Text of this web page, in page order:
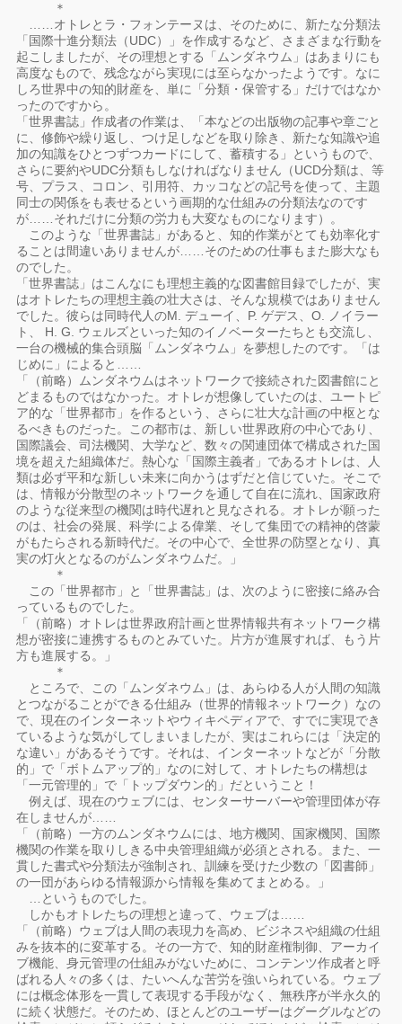
＊
……オトレとラ・フォンテーヌは、そのために、新たな分類法
「国際十進分類法（UDC）」を作成するなど、さまざまな行動を
起こしましたが、その理想とする「ムンダネウム」はあまりにも
高度なもので、残念ながら実現には至らなかったようです。なに
しろ世界中の知的財産を、単に「分類・保管する」だけではなか
ったのですから。
「世界書誌」作成者の作業は、「本などの出版物の記事や章ごと
に、修飾や繰り返し、つけ足しなどを取り除き、新たな知識や追
加の知識をひとつずつカードにして、蓄積する」というもので、
さらに要約やUDC分類もしなければなりません（UCD分類は、等
号、プラス、コロン、引用符、カッコなどの記号を使って、主題
同士の関係をも表せるという画期的な仕組みの分類法なのです
が……それだけに分類の労力も大変なものになります）。
このような「世界書誌」があると、知的作業がとても効率化す
ることは間違いありませんが……そのための仕事もまた膨大なも
のでした。
「世界書誌」はこんなにも理想主義的な図書館目録でしたが、実
はオトレたちの理想主義の壮大さは、そんな規模ではありません
でした。彼らは同時代人のM. デューイ、P. ゲデス、O. ノイラー
ト、 H. G. ウェルズといった知のイノベーターたちとも交流し、
一台の機械的集合頭脳「ムンダネウム」を夢想したのです。「は
じめに」によると……
「（前略）ムンダネウムはネットワークで接続された図書館にと
どまるものではなかった。オトレが想像していたのは、ユートピ
ア的な「世界都市」を作るという、さらに壮大な計画の中枢とな
るべきものだった。この都市は、新しい世界政府の中心であり、
国際議会、司法機関、大学など、数々の関連団体で構成された国
境を超えた組織体だ。熱心な「国際主義者」であるオトレは、人
類は必ず平和な新しい未来に向かうはずだと信じていた。そこで
は、情報が分散型のネットワークを通して自在に流れ、国家政府
のような従来型の機関は時代遅れと見なされる。オトレが願った
のは、社会の発展、科学による偉業、そして集団での精神的啓蒙
がもたらされる新時代だ。その中心で、全世界の防塁となり、真
実の灯火となるのがムンダネウムだ。」
＊
この「世界都市」と「世界書誌」は、次のように密接に絡み合
っているものでした。
「（前略）オトレは世界政府計画と世界情報共有ネットワーク構
想が密接に連携するものとみていた。片方が進展すれば、もう片
方も進展する。」
＊
ところで、この「ムンダネウム」は、あらゆる人が人間の知識
とつながることができる仕組み（世界的情報ネットワーク）なの
で、現在のインターネットやウィキペディアで、すでに実現でき
ているような気がしてしまいましたが、実はこれらには「決定的
な違い」があるそうです。それは、インターネットなどが「分散
的」で「ボトムアップ的」なのに対して、オトレたちの構想は
「一元管理的」で「トップダウン的」だということ！
例えば、現在のウェブには、センターサーバーや管理団体が存
在しませんが……
「（前略）一方のムンダネウムには、地方機関、国家機関、国際
機関の作業を取りしきる中央管理組織が必須とされる。また、一
貫した書式や分類法が強制され、訓練を受けた少数の「図書師」
の一団があらゆる情報源から情報を集めてまとめる。」
…というものでした。
しかもオトレたちの理想と違って、ウェブは……
「（前略）ウェブは人間の表現力を高め、ビジネスや組織の仕組
みを抜本的に変革する。その一方で、知的財産権制御、アーカイ
ブ機能、身元管理の仕組みがないために、コンテンツ作成者と呼
ばれる人々の多くは、たいへんな苦労を強いられている。ウェブ
には概念体形を一貫して表現する手段がなく、無秩序が半永久的
に続く状態だ。そのため、ほとんどのユーザーはグーグルなどの